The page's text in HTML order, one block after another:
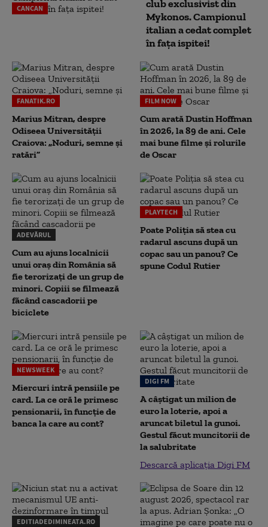
CANCAN
club exclusivist din
Mykonos. Campionul
italian a cedat complet
în fața ispitei!
FANATIK.RO
Marius Mitran, despre
Odiseea Universității
Craiova: „Noduri, semne și
ratări”
FILM NOW
Cum arată Dustin Hoffman
în 2026, la 89 de ani. Cele
mai bune filme și rolurile
de Oscar
ADEVĂRUL
Cum au ajuns localnicii
unui oraș din România să
fie terorizați de un grup de
minori. Copiii se filmează
făcând cascadorii pe
biciclete
PLAYTECH
Poate Poliția să stea cu
radarul ascuns după un
copac sau un panou? Ce
spune Codul Rutier
NEWSWEEK
Miercuri intră pensiile pe
card. La ce oră le primesc
pensionarii, în funcție de
banca la care au cont?
DIGI FM
A câștigat un milion de
euro la loterie, apoi a
aruncat biletul la gunoi.
Gestul făcut muncitorii de
la salubritate
Descarcă aplicația Digi FM
EDITIADEDIMINEATA.RO